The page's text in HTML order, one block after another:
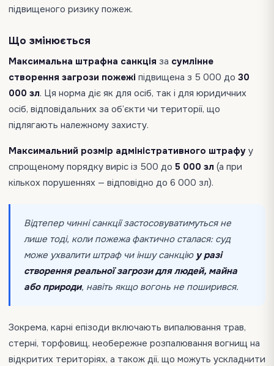
підвищеного ризику пожеж.
Що змінюється
Максимальна штрафна санкція за сумлінне
створення загрози пожежі підвищена з 5 000 до 30
000 зл. Ця норма діє як для осіб, так і для юридичних
осіб, відповідальних за об’єкти чи території, що
підлягають належному захисту.
Максимальний розмір адміністративного штрафу у
спрощеному порядку виріс із 500 до 5 000 зл (а при
кількох порушеннях — відповідно до 6 000 зл).
Відтепер чинні санкції застосовуватимуться не
лише тоді, коли пожежа фактично сталася: суд
може ухвалити штраф чи іншу санкцію у разі
створення реальної загрози для людей, майна
або природи, навіть якщо вогонь не поширився.
Зокрема, карні епізоди включають випалювання трав,
стерні, торфовищ, необережне розпалювання вогнищ на
відкритих територіях, а також дії, що можуть ускладнити